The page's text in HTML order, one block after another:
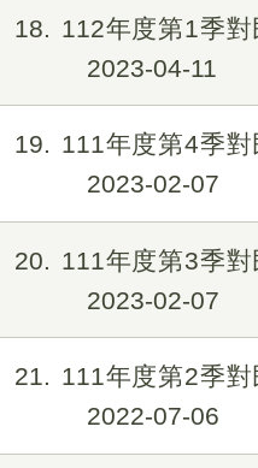
18
112年度第1季
2023-04-11
19
111年度第4季
2023-02-07
20
111年度第3季
2023-02-07
21
111年度第2季
2022-07-06